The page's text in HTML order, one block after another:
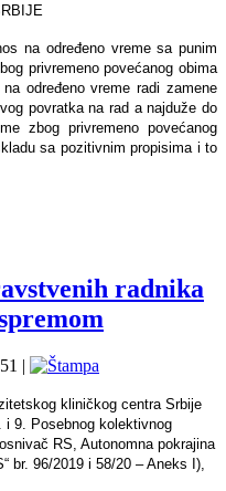
na određeno vreme sa punim
privremeno povećanog obima
određeno vreme radi zamene
povratka na rad a najduže do
zbog privremeno povećanog
sa pozitivnim propisima i to
radnika
|
kliničkog centra Srbije
i 9. Posebnog kolektivnog
RS, Autonomna pokrajina
br. 96/2019 i 58/20 – Aneks I),